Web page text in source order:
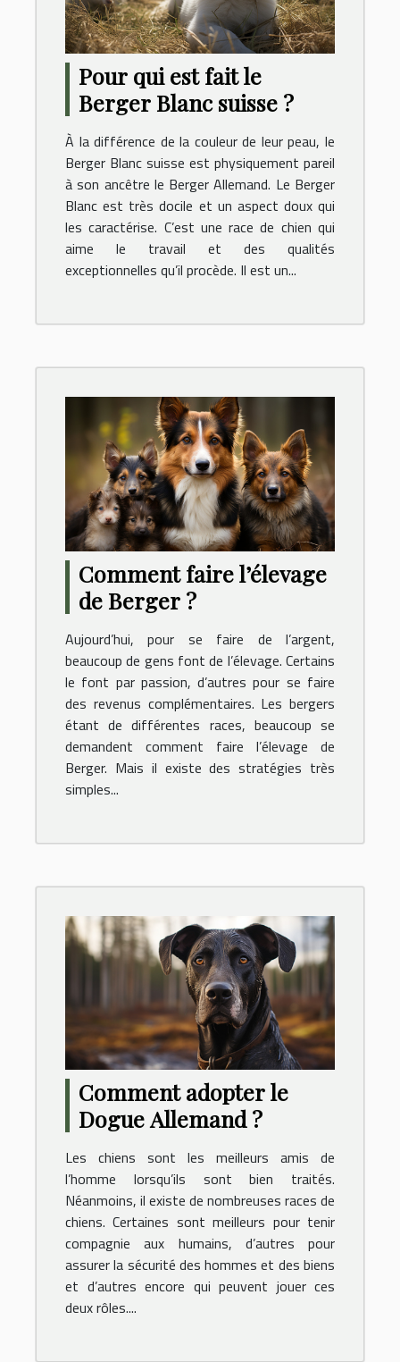
Pour qui est fait le
Berger Blanc suisse ?
À la différence de la couleur de leur peau, le
Berger Blanc suisse est physiquement pareil
à son ancêtre le Berger Allemand. Le Berger
Blanc est très docile et un aspect doux qui
les caractérise. C’est une race de chien qui
aime le travail et des qualités
exceptionnelles qu’il procède. Il est un...
Comment faire l’élevage
de Berger ?
Aujourd’hui, pour se faire de l’argent,
beaucoup de gens font de l’élevage. Certains
le font par passion, d’autres pour se faire
des revenus complémentaires. Les bergers
étant de différentes races, beaucoup se
demandent comment faire l’élevage de
Berger. Mais il existe des stratégies très
simples...
Comment adopter le
Dogue Allemand ?
Les chiens sont les meilleurs amis de
l’homme lorsqu’ils sont bien traités.
Néanmoins, il existe de nombreuses races de
chiens. Certaines sont meilleurs pour tenir
compagnie aux humains, d’autres pour
assurer la sécurité des hommes et des biens
et d’autres encore qui peuvent jouer ces
deux rôles....